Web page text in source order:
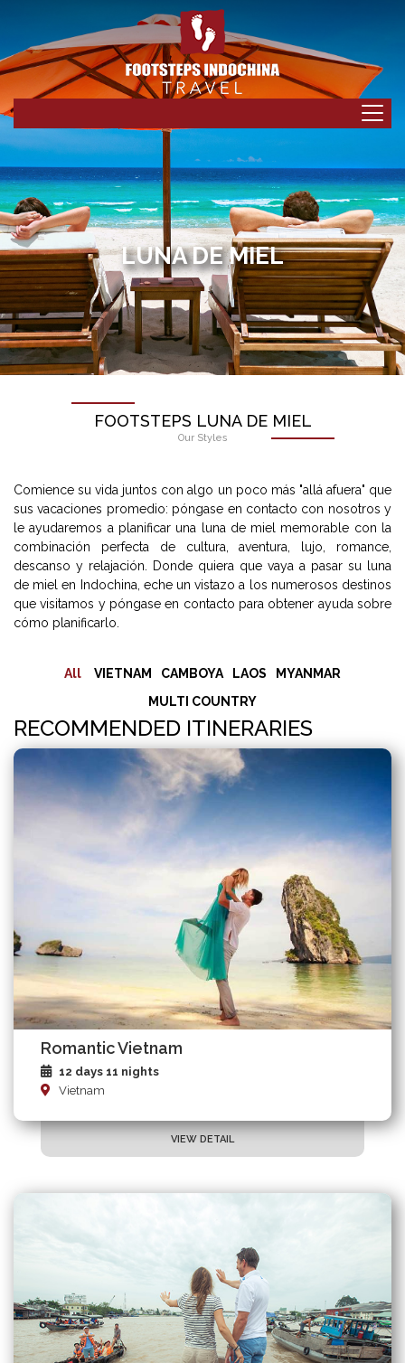
LUNA DE MIEL
FOOTSTEPS LUNA DE MIEL
Our Styles
Comience su vida juntos con algo un poco más "allá afuera" que
sus vacaciones promedio: póngase en contacto con nosotros y
le ayudaremos a planificar una luna de miel memorable con la
combinación perfecta de cultura, aventura, lujo, romance,
descanso y relajación. Donde quiera que vaya a pasar su luna
de miel en Indochina, eche un vistazo a los numerosos destinos
que visitamos y póngase en contacto para obtener ayuda sobre
cómo planificarlo.
All VIETNAM CAMBOYA LAOS
MYANMAR
MULTI COUNTRY
RECOMMENDED ITINERARIES
Romantic Vietnam
12 days 11 nights
Vietnam
VIEW DETAIL